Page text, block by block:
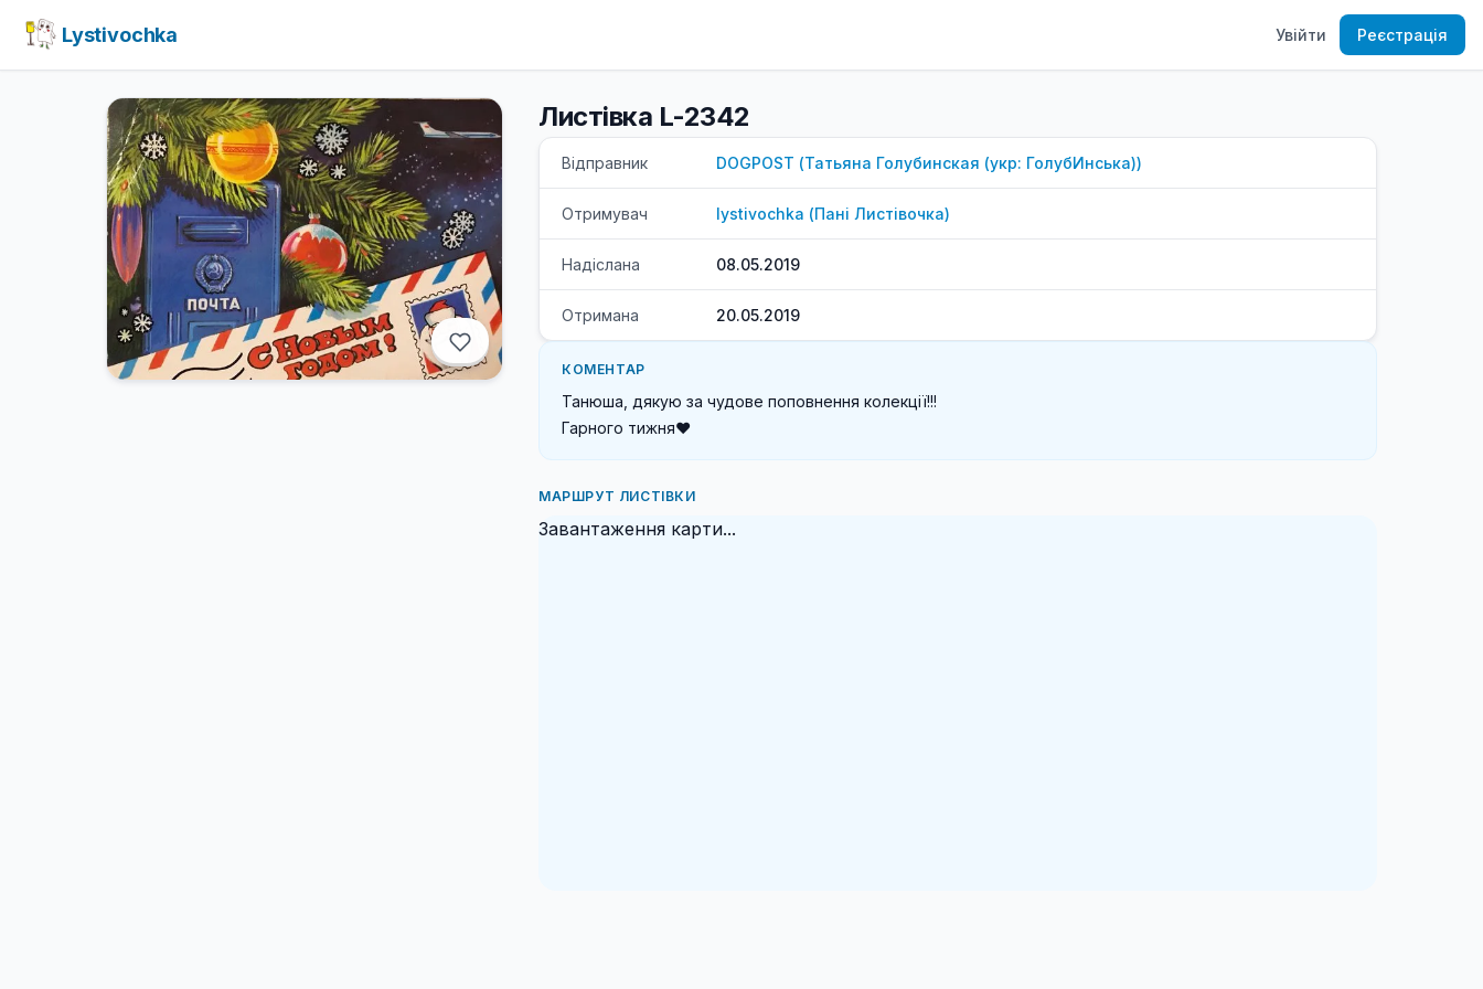
Lystivochka Увійти Реєстрація
Листівка L-2342
Відправник DOGPOST (Татьяна Голубинская (укр: ГолубИнська))
Отримувач lystivochka (Пані Листівочка)
Надіслана 08.05.2019
Отримана 20.05.2019
КОМЕНТАР
Танюша, дякую за чудове поповнення колекції!!!
Гарного тижня❤️
МАРШРУТ ЛИСТІВКИ
Завантаження карти...